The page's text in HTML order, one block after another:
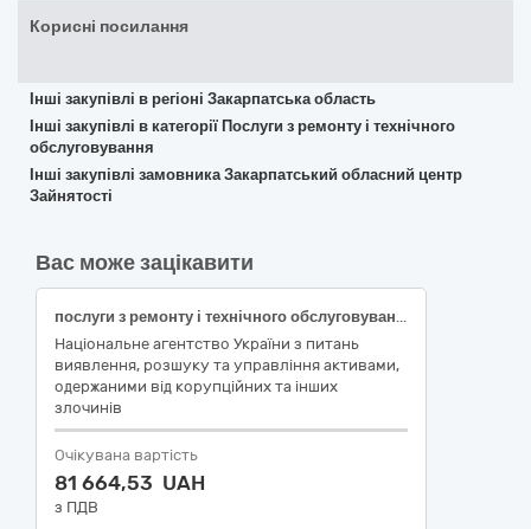
Корисні посилання
Інші закупівлі в регіоні Закарпатська область
Інші закупівлі в категорії Послуги з ремонту і технічного
обслуговування
Інші закупівлі замовника Закарпатський обласний центр
Зайнятості
Вас може зацікавити
послуги з ремонту і технічного обслуговування мототранспортних засобів і супутнього обладнання ДК 021:2015 50110000-9 (послуги з технічного обслуговування та ремонту автомобіля)
Національне агентство України з питань
виявлення, розшуку та управління активами,
одержаними від корупційних та інших
злочинів
Очікувана вартість
81 664,53 UAH
з ПДВ